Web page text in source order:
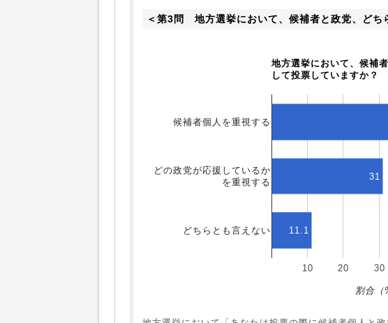
＜第3問　地方選挙において、候補者と政党、どち
地方選挙において、候補
して投票していますか？
10 20 30
候補者個人を重視する
どの政党が応援しているか
を重視する
どちらとも言えない
31
11.1
割合（